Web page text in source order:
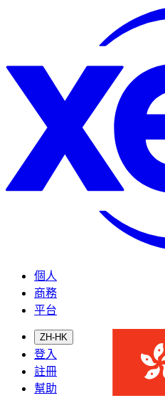
個人
商務
平台
ZH-HK
登入
註冊
幫助